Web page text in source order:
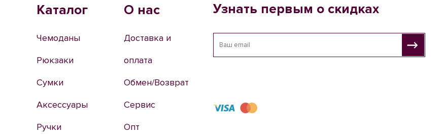
Каталог
Чемоданы
Рюкзаки
Сумки
Аксессуары
Ручки
О нас
Доставка и
оплата
Обмен/Возврат
Сервис
Опт
Узнать первым о скидках